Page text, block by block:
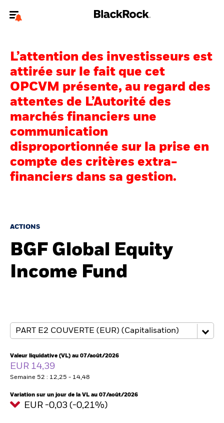
professionnels.
jourvotre type d'utilisateur.
Nous connaître
Thèmes
ETF iShares
Education
Intermédiaires financiers
iShares
Aladdin
L’attention des investisseurs est
attirée sur le fait que cet
OPCVM présente, au regard des
attentes de L’Autorité des
marchés financiers une
communication
disproportionnée sur la prise en
compte des critères extra-
financiers dans sa gestion.
ACTIONS
BGF Global Equity
Income Fund
Valeur liquidative (VL) au 07/août/2026
EUR 14,39
Semaine 52 : 12,25 - 14,48
Variation sur un jour de la VL au 07/août/2026
EUR -0,03 (-0,21%)